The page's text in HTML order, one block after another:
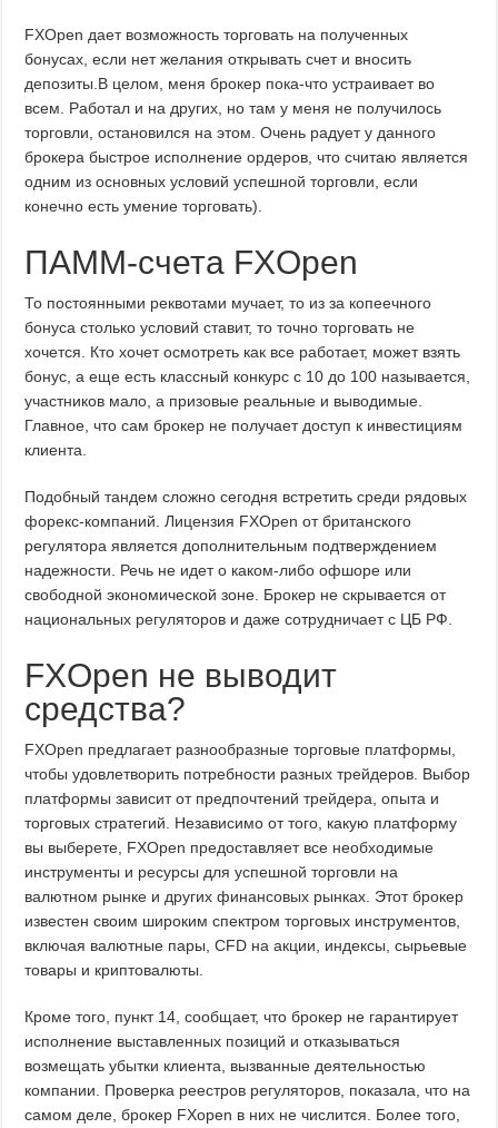
FXOpen дает возможность торговать на полученных
бонусах, если нет желания открывать счет и вносить
депозиты.В целом, меня брокер пока-что устраивает во
всем. Работал и на других, но там у меня не получилось
торговли, остановился на этом. Очень радует у данного
брокера быстрое исполнение ордеров, что считаю является
одним из основных условий успешной торговли, если
конечно есть умение торговать).
ПАММ-счета FXOpen
То постоянными реквотами мучает, то из за копеечного
бонуса столько условий ставит, то точно торговать не
хочется. Кто хочет осмотреть как все работает, может взять
бонус, а еще есть классный конкурс с 10 до 100 называется,
участников мало, а призовые реальные и выводимые.
Главное, что сам брокер не получает доступ к инвестициям
клиента.
Подобный тандем сложно сегодня встретить среди рядовых
форекс-компаний. Лицензия FXOpen от британского
регулятора является дополнительным подтверждением
надежности. Речь не идет о каком-либо офшоре или
свободной экономической зоне. Брокер не скрывается от
национальных регуляторов и даже сотрудничает с ЦБ РФ.
FXOpen не выводит
средства?
FXOpen предлагает разнообразные торговые платформы,
чтобы удовлетворить потребности разных трейдеров. Выбор
платформы зависит от предпочтений трейдера, опыта и
торговых стратегий. Независимо от того, какую платформу
вы выберете, FXOpen предоставляет все необходимые
инструменты и ресурсы для успешной торговли на
валютном рынке и других финансовых рынках. Этот брокер
известен своим широким спектром торговых инструментов,
включая валютные пары, CFD на акции, индексы, сырьевые
товары и криптовалюты.
Кроме того, пункт 14, сообщает, что брокер не гарантирует
исполнение выставленных позиций и отказываться
возмещать убытки клиента, вызванные деятельностью
компании. Проверка реестров регуляторов, показала, что на
самом деле, брокер FXopen в них не числится. Более того,